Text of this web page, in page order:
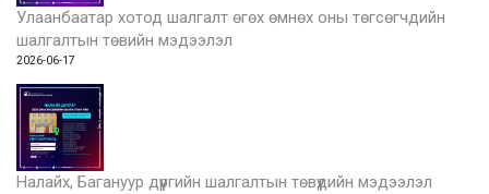
Улаанбаатар хотод шалгалт өгөх өмнөх оны төгсөгчдийн
шалгалтын төвийн мэдээлэл
2026-06-17
Налайх, Багануур дүүргийн шалгалтын төвүүдийн мэдээлэл